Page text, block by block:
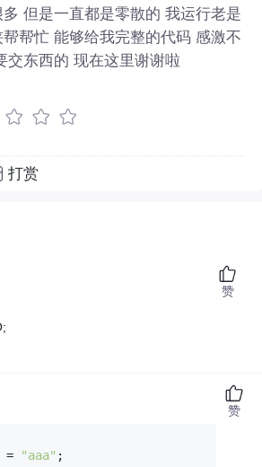
但是一直都是零散的 我运行老是
帮忙 能够给我完整的代码 感激不
交东西的 现在这里谢谢啦
打赏
赞
= "aaa" ;
赞